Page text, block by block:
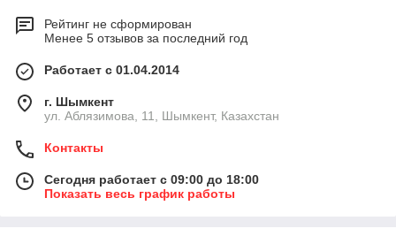
Рейтинг не сформирован
Менее 5 отзывов за последний год
Работает с 01.04.2014
г. Шымкент
ул. Аблязимова, 11, Шымкент, Казахстан
Контакты
Сегодня работает с 09:00 до 18:00
Показать весь график работы